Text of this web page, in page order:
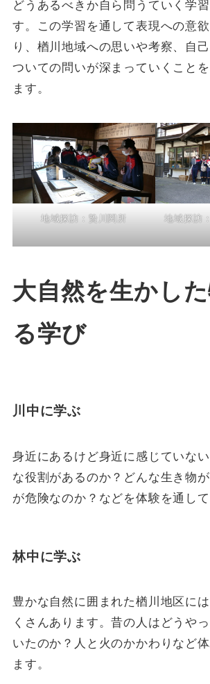
どうあるべきか自ら問うていく学
す。この学習を通して表現への意
り、楢川地域への思いや考察、自
ついての問いが深まっていくこと
ます。
地域探訪：贄川関所
地域探訪
大自然を生かし
る学び
川中に学ぶ
身近にあるけど身近に感じていな
な役割があるのか？どんな生き物
が危険なのか？などを体験を通して
林中に学ぶ
豊かな自然に囲まれた楢川地区に
くさんあります。昔の人はどうや
いたのか？人と火のかかわりなど
ます。